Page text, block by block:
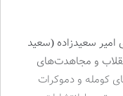
سعیدزاده (سعید
و مجاهدت‌های
کومله و دموکرات